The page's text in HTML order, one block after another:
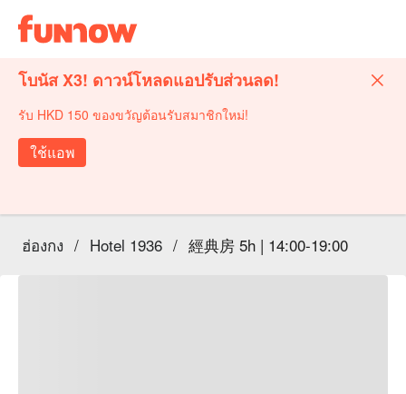
โบนัส X3! ดาวน์โหลดแอปรับส่วนลด!
รับ HKD 150 ของขวัญต้อนรับสมาชิกใหม่!
ใช้แอพ
ฮ่องกง / Hotel 1936 / 經典房 5h | 14:00-19:00